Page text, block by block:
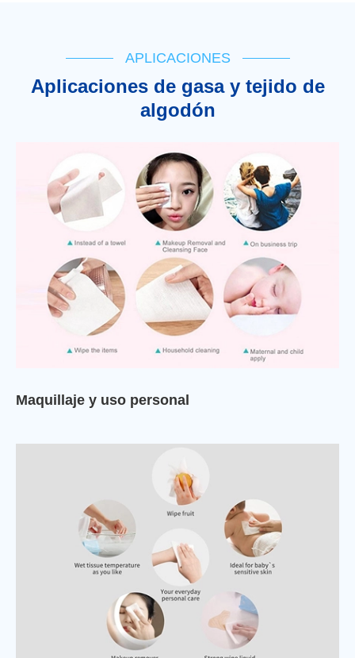
APLICACIONES
Aplicaciones de gasa y tejido de
algodón
Maquillaje y uso personal